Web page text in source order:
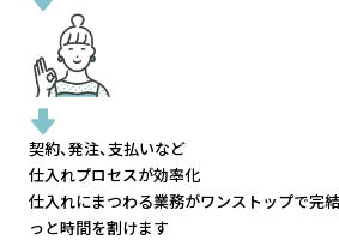
契約、発注、支払いなど
仕入れプロセスが効率化
仕入れにまつわる業務がワンストップで完結
っと時間を割けます